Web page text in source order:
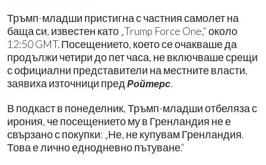
Тръмп-младши пристигна с частния самолет на
баща си, известен като „Trump Force One,“ около
12:50 GMT. Посещението, което се очакваше да
продължи четири до пет часа, не включваше срещи
с официални представители на местните власти,
заявиха източници пред Ройтерс.
В подкаст в понеделник, Тръмп-младши отбеляза с
ирония, че посещението му в Гренландия не е
свързано с покупки: „Не, не купувам Гренландия.
Това е лично еднодневно пътуване.“